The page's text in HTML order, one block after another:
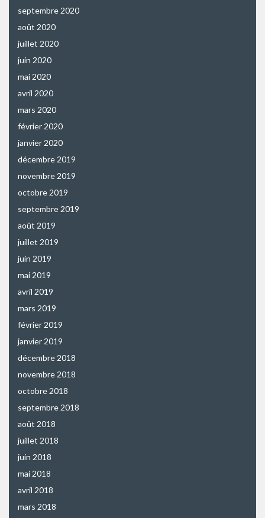
septembre 2020
août 2020
juillet 2020
juin 2020
mai 2020
avril 2020
mars 2020
février 2020
janvier 2020
décembre 2019
novembre 2019
octobre 2019
septembre 2019
août 2019
juillet 2019
juin 2019
mai 2019
avril 2019
mars 2019
février 2019
janvier 2019
décembre 2018
novembre 2018
octobre 2018
septembre 2018
août 2018
juillet 2018
juin 2018
mai 2018
avril 2018
mars 2018